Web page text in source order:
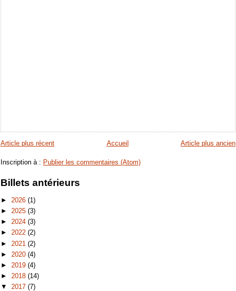
Article plus récent Article plus ancien
Accueil
Inscription à : Publier les commentaires (Atom)
Billets antérieurs
► 2026 (1)
► 2025 (3)
► 2024 (3)
► 2022 (2)
► 2021 (2)
► 2020 (4)
► 2019 (4)
► 2018 (14)
▼ 2017 (7)